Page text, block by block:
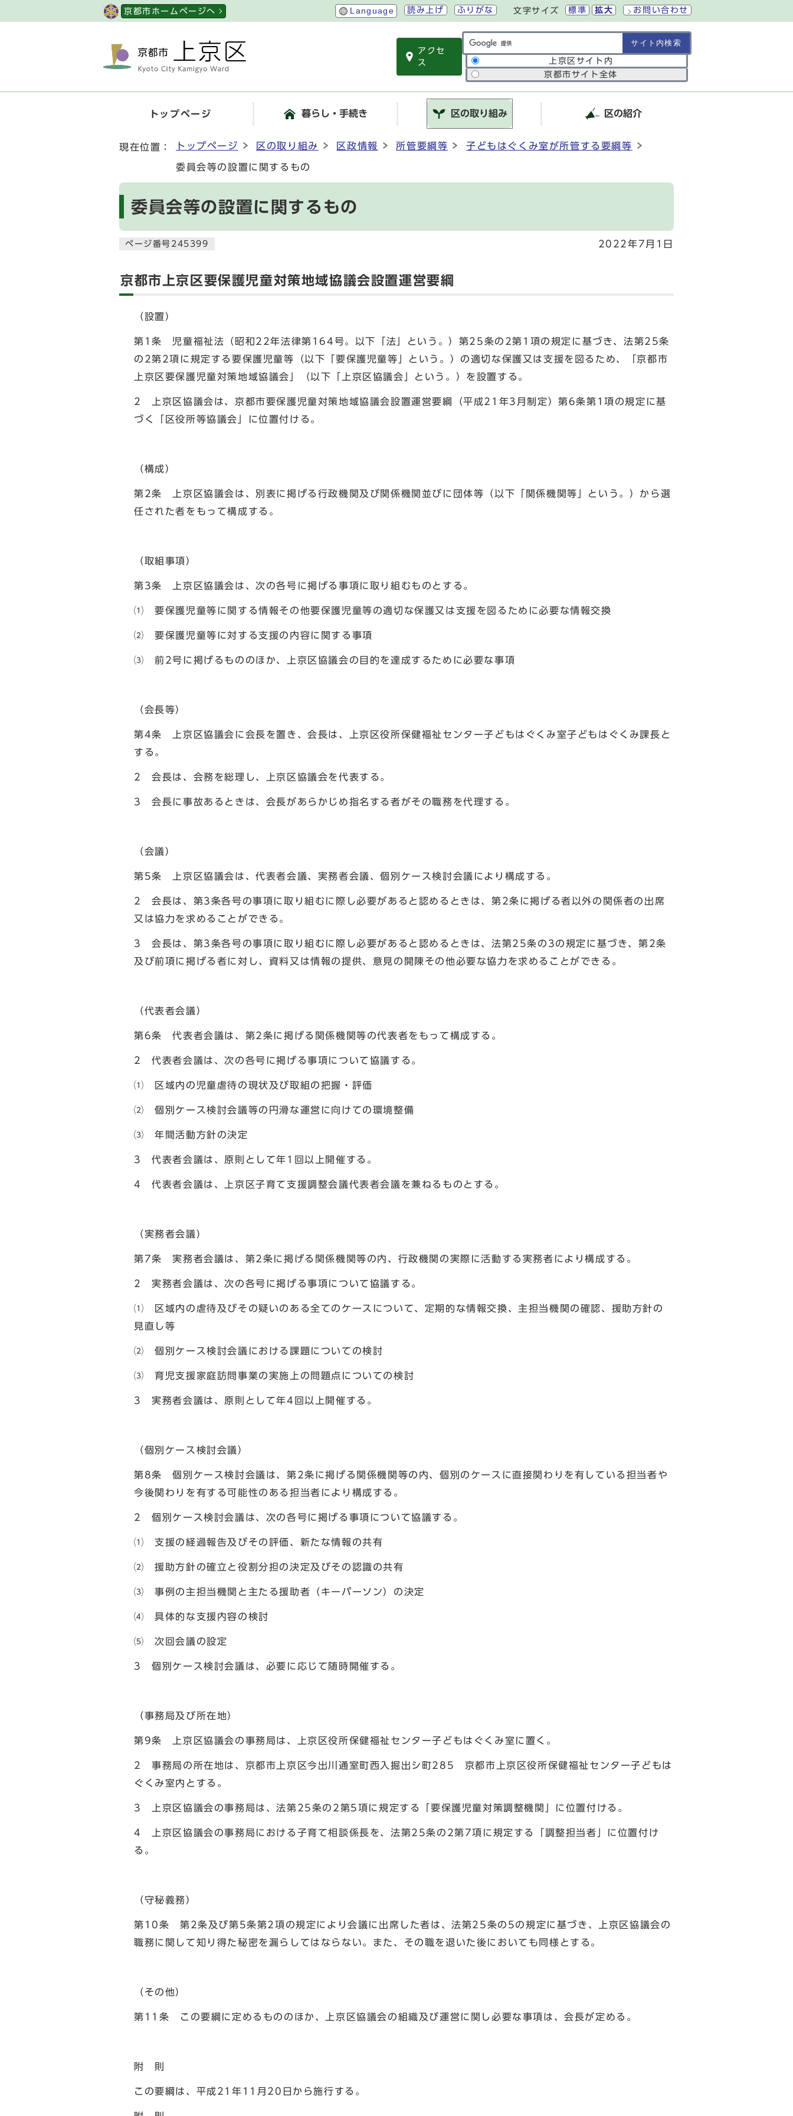
京都市ホームページへ Language 読み上げ ふりがな 文字サイズ 標準 拡大 お問い合わせ
アクセ
ス
サイト内検索の範囲
上京区サイト内
京都市サイト全体
トップページ 暮らし・手続き 区の取り組み 区の紹介
現在位置： トップページ 区の取り組み 区政情報 所管要綱等 子どもはぐくみ室が所管する要綱等
委員会等の設置に関するもの
委員会等の設置に関するもの
ページ番号245399 2022年7月1日
京都市上京区要保護児童対策地域協議会設置運営要綱
（設置）
第1条 児童福祉法（昭和22年法律第164号。以下「法」という。）第25条の2第1項の規定に基づき、法第25条
の2第2項に規定する要保護児童等（以下「要保護児童等」という。）の適切な保護又は支援を図るため、「京都市
上京区要保護児童対策地域協議会」（以下「上京区協議会」という。）を設置する。
2 上京区協議会は、京都市要保護児童対策地域協議会設置運営要綱（平成21年3月制定）第6条第1項の規定に基
づく「区役所等協議会」に位置付ける。
（構成）
第2条 上京区協議会は、別表に掲げる行政機関及び関係機関並びに団体等（以下「関係機関等」という。）から選
任された者をもって構成する。
（取組事項）
第3条 上京区協議会は、次の各号に掲げる事項に取り組むものとする。
⑴ 要保護児童等に関する情報その他要保護児童等の適切な保護又は支援を図るために必要な情報交換
⑵ 要保護児童等に対する支援の内容に関する事項
⑶ 前2号に掲げるもののほか、上京区協議会の目的を達成するために必要な事項
（会長等）
第4条 上京区協議会に会長を置き、会長は、上京区役所保健福祉センター子どもはぐくみ室子どもはぐくみ課長と
する。
2 会長は、会務を総理し、上京区協議会を代表する。
3 会長に事故あるときは、会長があらかじめ指名する者がその職務を代理する。
（会議）
第5条 上京区協議会は、代表者会議、実務者会議、個別ケース検討会議により構成する。
2 会長は、第3条各号の事項に取り組むに際し必要があると認めるときは、第2条に掲げる者以外の関係者の出席
又は協力を求めることができる。
3 会長は、第3条各号の事項に取り組むに際し必要があると認めるときは、法第25条の3の規定に基づき、第2条
及び前項に掲げる者に対し、資料又は情報の提供、意見の開陳その他必要な協力を求めることができる。
（代表者会議）
第6条 代表者会議は、第2条に掲げる関係機関等の代表者をもって構成する。
2 代表者会議は、次の各号に掲げる事項について協議する。
⑴ 区域内の児童虐待の現状及び取組の把握・評価
⑵ 個別ケース検討会議等の円滑な運営に向けての環境整備
⑶ 年間活動方針の決定
3 代表者会議は、原則として年1回以上開催する。
4 代表者会議は、上京区子育て支援調整会議代表者会議を兼ねるものとする。
（実務者会議）
第7条 実務者会議は、第2条に掲げる関係機関等の内、行政機関の実際に活動する実務者により構成する。
2 実務者会議は、次の各号に掲げる事項について協議する。
⑴ 区域内の虐待及びその疑いのある全てのケースについて、定期的な情報交換、主担当機関の確認、援助方針の
見直し等
⑵ 個別ケース検討会議における課題についての検討
⑶ 育児支援家庭訪問事業の実施上の問題点についての検討
3 実務者会議は、原則として年4回以上開催する。
（個別ケース検討会議）
第8条 個別ケース検討会議は、第2条に掲げる関係機関等の内、個別のケースに直接関わりを有している担当者や
今後関わりを有する可能性のある担当者により構成する。
2 個別ケース検討会議は、次の各号に掲げる事項について協議する。
⑴ 支援の経過報告及びその評価、新たな情報の共有
⑵ 援助方針の確立と役割分担の決定及びその認識の共有
⑶ 事例の主担当機関と主たる援助者（キーパーソン）の決定
⑷ 具体的な支援内容の検討
⑸ 次回会議の設定
3 個別ケース検討会議は、必要に応じて随時開催する。
（事務局及び所在地）
第9条 上京区協議会の事務局は、上京区役所保健福祉センター子どもはぐくみ室に置く。
2 事務局の所在地は、京都市上京区今出川通室町西入掘出シ町285 京都市上京区役所保健福祉センター子どもは
ぐくみ室内とする。
3 上京区協議会の事務局は、法第25条の2第5項に規定する「要保護児童対策調整機関」に位置付ける。
4 上京区協議会の事務局における子育て相談係長を、法第25条の2第7項に規定する「調整担当者」に位置付け
る。
（守秘義務）
第10条 第2条及び第5条第2項の規定により会議に出席した者は、法第25条の5の規定に基づき、上京区協議会の
職務に関して知り得た秘密を漏らしてはならない。また、その職を退いた後においても同様とする。
（その他）
第11条 この要綱に定めるもののほか、上京区協議会の組織及び運営に関し必要な事項は、会長が定める。
附 則
この要綱は、平成21年11月20日から施行する。